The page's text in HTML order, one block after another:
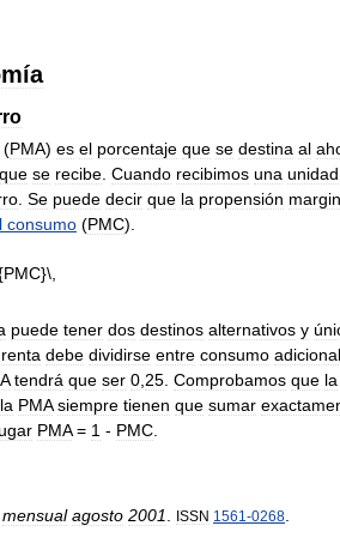
(PMA) es el porcentaje que se destina al
que se recibe. Cuando recibimos una unidad
. Se puede decir que la propensión
consumo (PMC).
puede tener dos destinos alternativos y
renta debe dividirse entre consumo adicional
tendrá que ser 0 25 Comprobamos que la
la PMA siempre tienen que sumar
PMA= 1 - PMC
mensual agosto 2001 ISSN 1561 -0268